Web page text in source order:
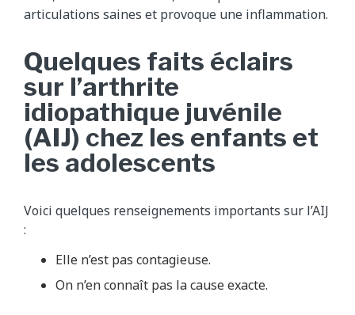
articulations saines et provoque une inflammation.
Quelques faits éclairs
sur l’arthrite
idiopathique juvénile
(AIJ) chez les enfants et
les adolescents
Voici quelques renseignements importants sur l’AIJ
:
Elle n’est pas contagieuse.
On n’en connaît pas la cause exacte.